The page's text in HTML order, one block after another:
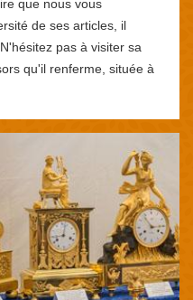
que nous vous
de ses articles, il
pas à visiter sa
qu'il renferme, située à